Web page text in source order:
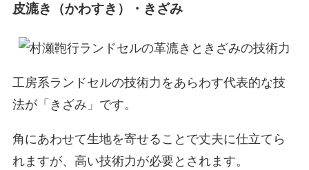
皮漉き（かわすき）・きざみ
工房系ランドセルの技術力をあらわす代表的な技
法が「きざみ」です。
角にあわせて生地を寄せることで丈夫に仕立てら
れますが、高い技術力が必要とされます。